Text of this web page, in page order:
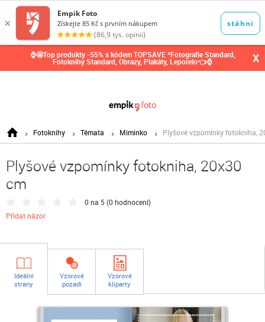
⌚🤩Top produkty -55% s kódem TOPSAVE *Fotografie Standard,
Fotoknihy Standard, Obrazy, Plakáty, Leporelo👈⌚ X
Fotoknihy Témata Miminko Plyšové vzpomínky fotokniha,
Plyšové vzpomínky fotokniha, 20x30
cm
0 na 5 (0 hodnocení)
Přidat názor
Ideální
strany
Vzorové
pozadí
Vzorové
kliparty